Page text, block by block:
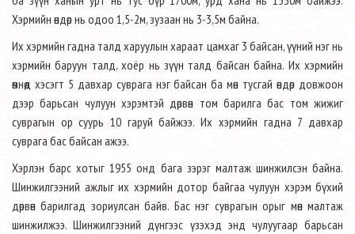
Хэрмийн өндөр нь одоо 1,5-2м, зузаан нь 3-3,5м байна.
Их хэрмийн гадна талд харуулын хараат цамхаг 3 байсан, үүний нэг нь
хэрмийн баруун талд, хоёр нь зүүн талд байсан байна. Их хэрмийн
өмнөд хэсэгт 5 давхар суврага нэг байсан ба мөн тусгай өндөр довжоон
дээр барьсан чулуун хэрэмтэй дөрвөн том барилга бас том жижиг
суврагын ор суурь 10 гаруй байжээ. Их хэрмийн гадна 7 давхар
суврага бас байсан ажээ.
Хэрлэн барс хотыг 1955 онд бага зэрэг малтаж шинжилсэн байна.
Шинжилгээний ажлыг их хэрмийн дотор байгаа чулуун хэрэм бүхий
дөрвөн барилгад зориулсан байв. Бас нэг суврагын орыг мөн малтаж
шинжилжээ. Шинжилгээний дүнгээс үзэхэд энд чулуугаар барьсан